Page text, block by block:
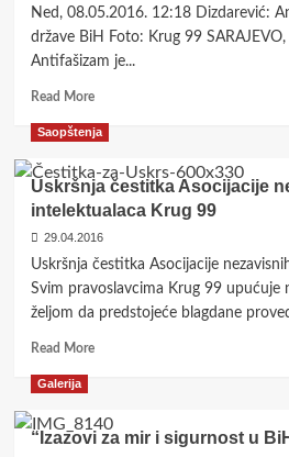
Ned, 08.05.2016. 12:18 Dizdarević:
države BiH Foto: Krug 99
Antifašizam je...
Read MoreRead
about
Antifašizam
je
u
temelju
države
BiH
Saopštenja
Uskršnja čestitka Asocijacije
intelektualaca Krug 99
29.04.2016
Uskršnja čestitka Asocijacije
Svim pravoslavcima Krug 99 upućuje
željom da predstojeće blagdane
Read MoreRead
čestitka
Galerija
“Izazovi za mir i sigurnost u